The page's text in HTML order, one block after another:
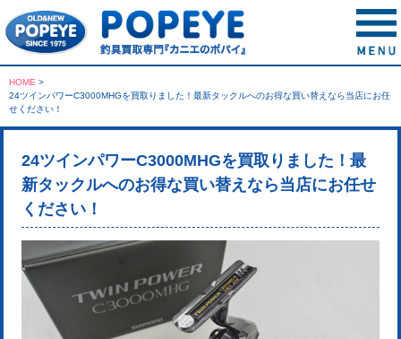
HOME >
24ツインパワーC3000MHGを買取りました！最新タックルへのお得な買い替えなら当店にお任
せください！
24ツインパワーC3000MHGを買取りました！最
新タックルへのお得な買い替えなら当店にお任せ
ください！